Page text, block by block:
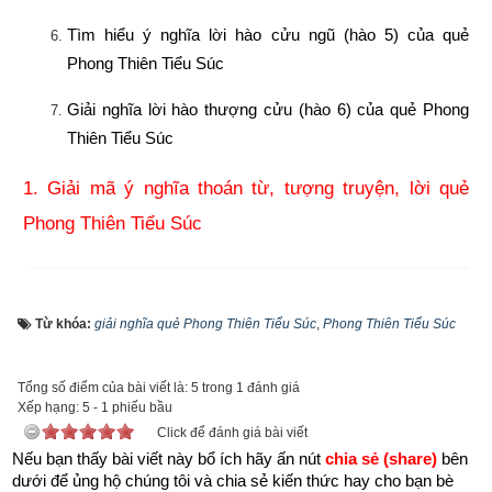
Tìm hiểu ý nghĩa lời hào cửu ngũ (hào 5) của quẻ
Phong Thiên Tiểu Súc
Giải nghĩa lời hào thượng cửu (hào 6) của quẻ Phong
Thiên Tiểu Súc
1. Giải mã ý nghĩa thoán từ, tượng truyện, lời quẻ
Phong Thiên Tiểu Súc
Từ khóa: giải nghĩa quẻ Phong Thiên Tiểu Súc, Phong Thiên Tiểu Súc
Tổng số điểm của bài viết là: 5 trong 1 đánh giá
Xếp hạng: 5 - 1 phiếu bầu
Click để đánh giá bài viết
Nếu bạn thấy bài viết này bổ ích hãy ấn nút chia sẻ (share) bên
dưới để ủng hộ chúng tôi và chia sẻ kiến thức hay cho bạn bè